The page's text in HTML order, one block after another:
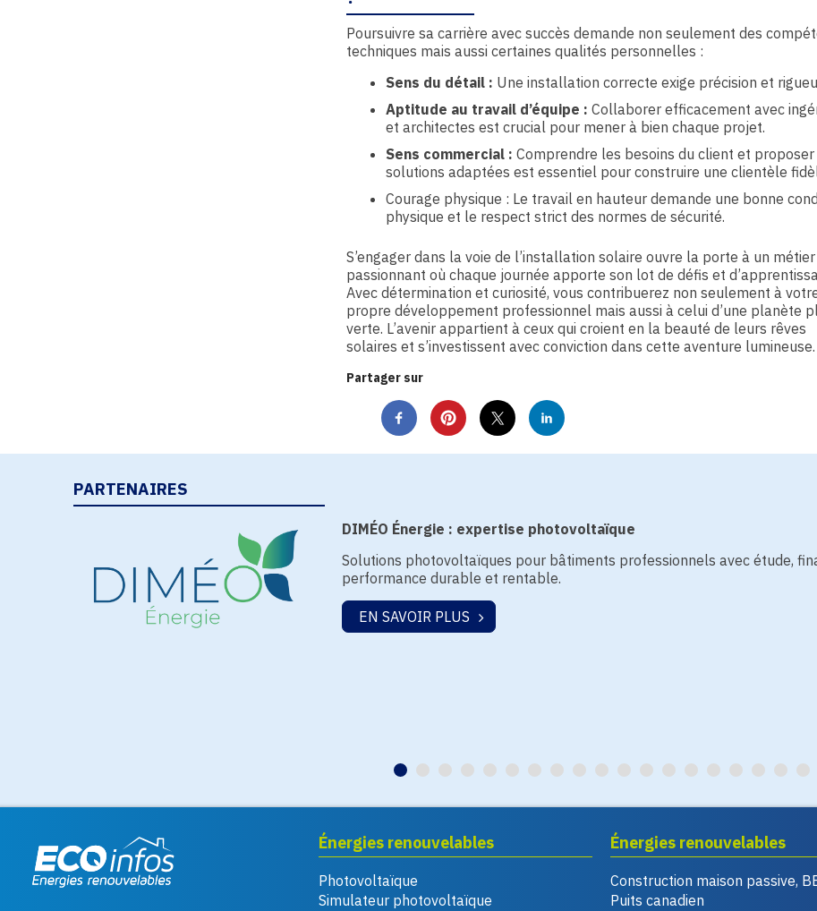
Poursuivre sa carrière avec succès demande non seulement des
techniques mais aussi certaines qualités personnelles :
Sens du détail : Une installation correcte exige précision et
Aptitude au travail d’équipe : Collaborer efficacement avec
et architectes est crucial pour mener à bien chaque projet.
Sens commercial : Comprendre les besoins du client et proposer
solutions adaptées est essentiel pour construire une clientèle
Courage physique : Le travail en hauteur demande une bonne
physique et le respect strict des normes de sécurité.
S’engager dans la voie de l’installation solaire ouvre la porte à un métier
passionnant où chaque journée apporte son lot de défis et
Avec détermination et curiosité, vous contribuerez non seulement à
propre développement professionnel mais aussi à celui d’une planète
verte. L’avenir appartient à ceux qui croient en la beauté de leurs rêves
solaires et s’investissent avec conviction dans cette aventure lumineuse.
Partager sur
PARTENAIRES
DIMÉO Énergie : expertise photovoltaïque
Solutions photovoltaïques pour bâtiments professionnels avec étude,
performance durable et rentable.
EN SAVOIR PLUS
Énergies renouvelables
Photovoltaïque
Simulateur photovoltaïque
Énergies renouvelables
Construction maison passive,
Puits canadien